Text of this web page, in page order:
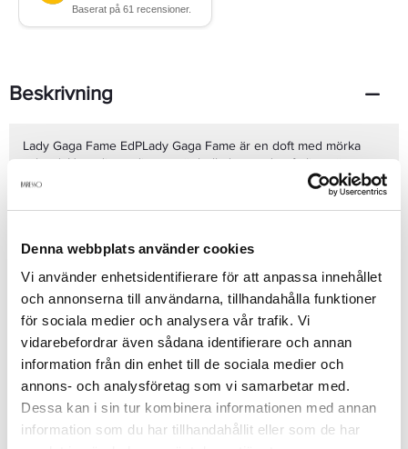
Denna webbplats använder cookies
Vi använder enhetsidentifierare för att anpassa innehållet
och annonserna till användarna, tillhandahålla funktioner
för sociala medier och analysera vår trafik. Vi
vidarebefordrar även sådana identifierare och annan
information från din enhet till de sociala medier och
annons- och analysföretag som vi samarbetar med.
Dessa kan i sin tur kombinera informationen med annan
information som du har tillhandahållit eller som de har
Beskrivning
Lady Gaga Fame EdPLady Gaga Fame är en doft med mörka
ackord. Huvudingrediensen är belladonna, den farliga växt som
idag främst används inom häxkonst. Belladonna ger en
förbjuden känsla till doften. Andra noter är aprikos och honung
som tillför kvinnlighet till doften. Lady Gaga Fame har ett krossat
gången har man lyckats skapa en svart doft som blir transparent
när den möter luften. Tekniken kallas From Black to Clear och är
noga framtagen av Lady Gaga och hennes team.Doftnoter:En
svart slöja av rökelse med tårar av Bella Donna. En pulvriserad
själ av aprikos och heliga droppar av honung. Ett vitt sken av
pionblad samt ett krossat hjärta av tigerorkidé.
Se mer
Produktdetaljer
Recensioner